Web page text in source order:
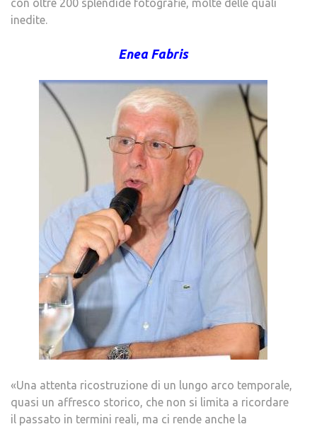
con oltre 200 splendide fotografie, molte delle quali
inedite.
Enea Fabris
«Una attenta ricostruzione di un lungo arco temporale,
quasi un affresco storico, che non si limita a ricordare
il passato in termini reali, ma ci rende anche la